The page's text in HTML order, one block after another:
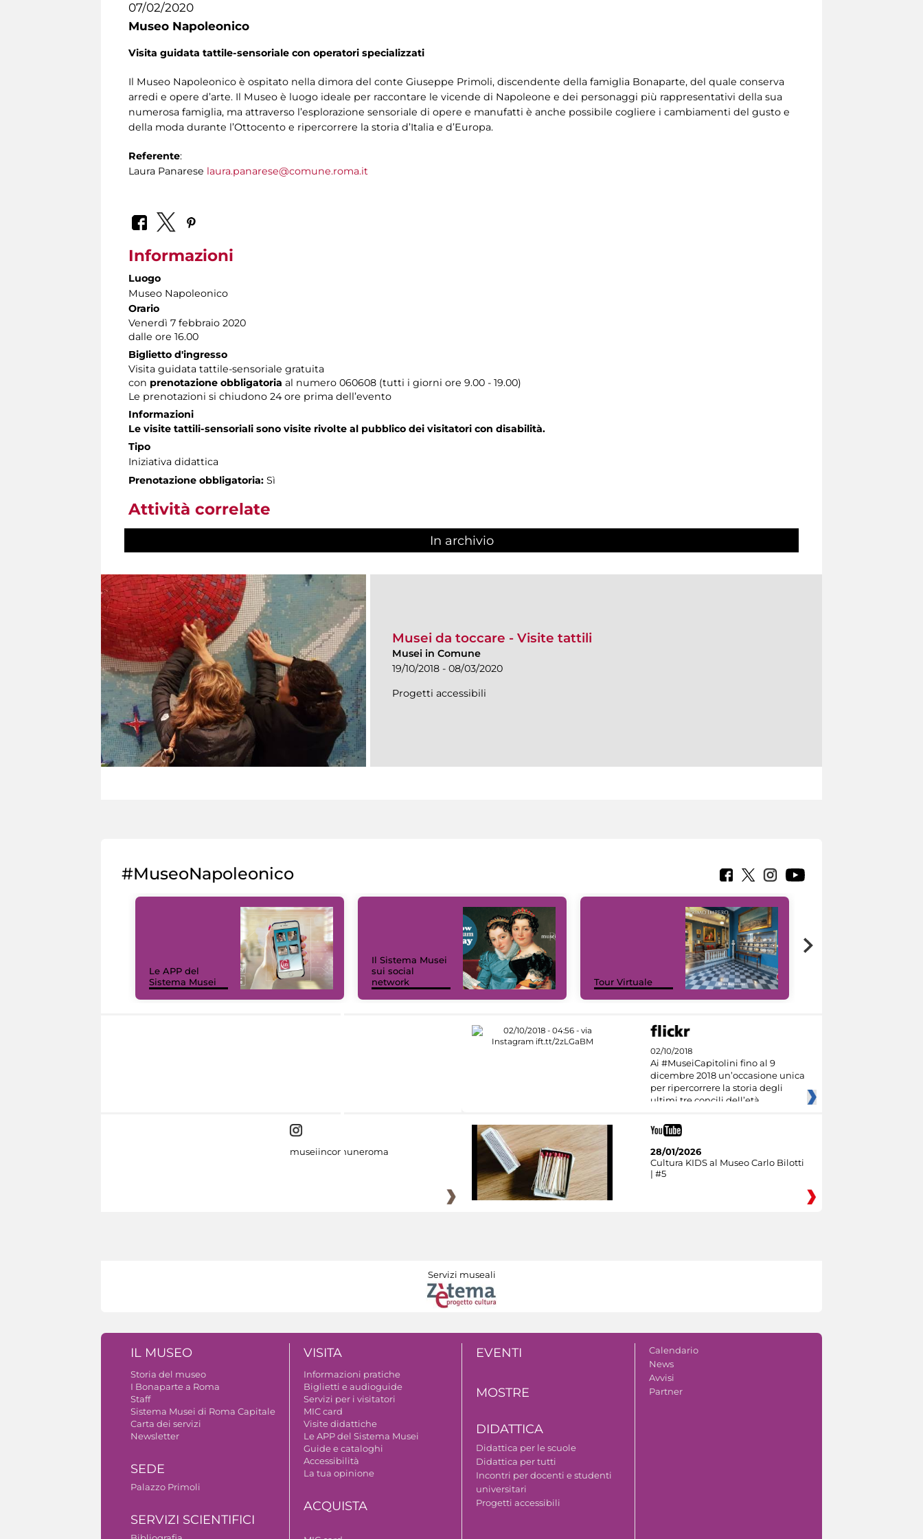
07/02/2020
Museo Napoleonico
Visita guidata tattile-sensoriale con operatori specializzati
Il Museo Napoleonico è ospitato nella dimora del conte Giuseppe Primoli, discendente della famiglia Bonaparte, del quale conserva
arredi e opere d’arte. Il Museo è luogo ideale per raccontare le vicende di Napoleone e dei personaggi più rappresentativi della sua
numerosa famiglia, ma attraverso l’esplorazione sensoriale di opere e manufatti è anche possibile cogliere i cambiamenti del gusto e
della moda durante l’Ottocento e ripercorrere la storia d’Italia e d’Europa.
Referente:
Laura Panarese laura.panarese@comune.roma.it
Informazioni
Luogo
Museo Napoleonico
Orario
Venerdì 7 febbraio 2020
dalle ore 16.00
Biglietto d'ingresso
Visita guidata tattile-sensoriale gratuita
con prenotazione obbligatoria al numero 060608 (tutti i giorni ore 9.00 - 19.00)
Le prenotazioni si chiudono 24 ore prima dell’evento
Informazioni
Le visite tattili-sensoriali sono visite rivolte al pubblico dei visitatori con disabilità.
Tipo
Iniziativa didattica
Prenotazione obbligatoria: Sì
Attività correlate
In archivio
Musei da toccare - Visite tattili
Musei in Comune
19/10/2018 - 08/03/2020
Progetti accessibili
#MuseoNapoleonico
Le APP del
Sistema Musei
Il Sistema Musei
sui social
network
Tour Virtuale
02/10/2018
Ai #MuseiCapitolini fino al 9
dicembre 2018 un’occasione unica
per ripercorrere la storia degli
ultimi tre concili dell’età
museiincomuneroma
28/01/2026
Cultura KIDS al Museo Carlo Bilotti
| #5
Servizi museali
IL MUSEO
Storia del museo
I Bonaparte a Roma
Staff
Sistema Musei di Roma Capitale
Carta dei servizi
Newsletter
SEDE
Palazzo Primoli
SERVIZI SCIENTIFICI
VISITA
Informazioni pratiche
Biglietti e audioguide
Servizi per i visitatori
MIC card
Visite didattiche
Le APP del Sistema Musei
Guide e cataloghi
Accessibilità
La tua opinione
ACQUISTA
EVENTI
MOSTRE
DIDATTICA
Didattica per le scuole
Didattica per tutti
Incontri per docenti e studenti
universitari
Progetti accessibili
Calendario
News
Avvisi
Partner